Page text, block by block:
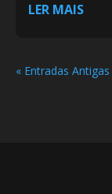
LER MAIS
« Entradas Antigas